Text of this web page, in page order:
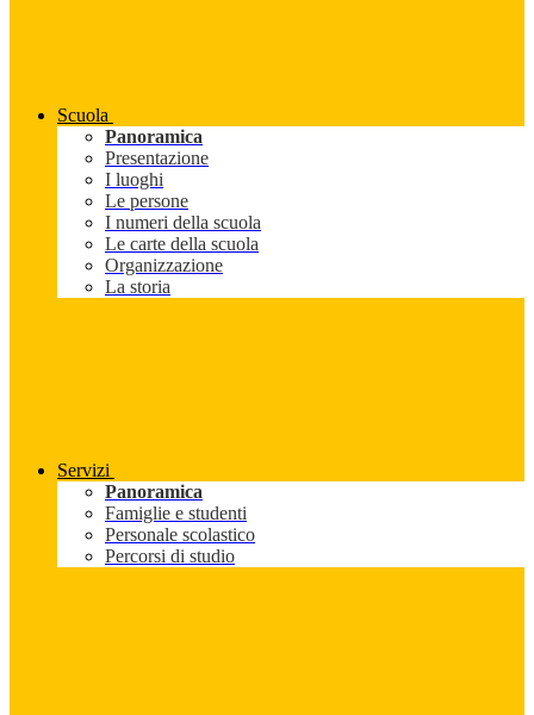
Scuola
Panoramica
Presentazione
I luoghi
Le persone
I numeri della scuola
Le carte della scuola
Organizzazione
La storia
Servizi
Panoramica
Famiglie e studenti
Personale scolastico
Percorsi di studio